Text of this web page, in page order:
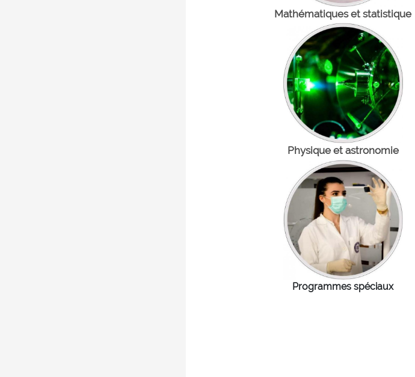
Mathématiques et statistique
Physique et astronomie
Programmes spéciaux